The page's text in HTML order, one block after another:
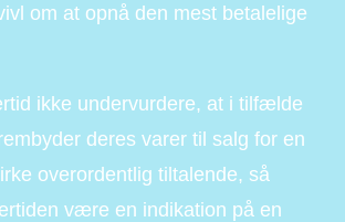
om at opnå den mest betalelige
ikke undervurdere, at i tilfælde
deres varer til salg for en
overordentlig tiltalende, så
være en indikation på en